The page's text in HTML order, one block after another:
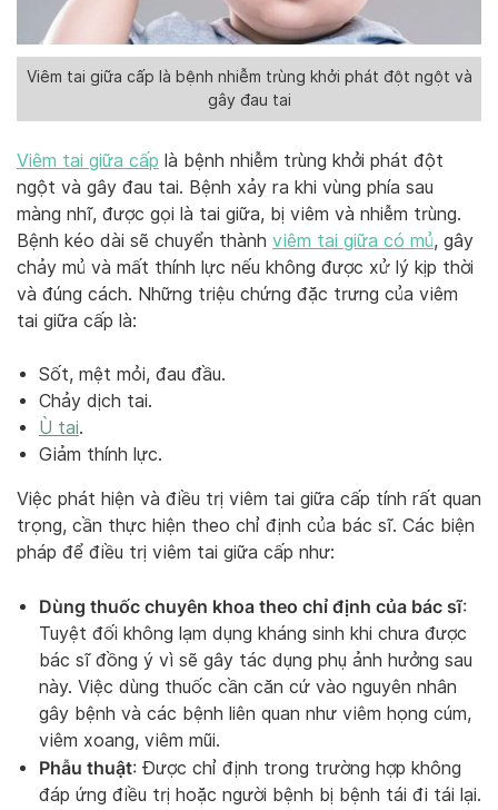
Viêm tai giữa cấp là bệnh nhiễm trùng khởi phát đột ngột và
gây đau tai
Viêm tai giữa cấp là bệnh nhiễm trùng khởi phát đột
ngột và gây đau tai. Bệnh xảy ra khi vùng phía sau
màng nhĩ, được gọi là tai giữa, bị viêm và nhiễm trùng.
Bệnh kéo dài sẽ chuyển thành viêm tai giữa có mủ, gây
chảy mủ và mất thính lực nếu không được xử lý kịp thời
và đúng cách. Những triệu chứng đặc trưng của viêm
tai giữa cấp là:
Sốt, mệt mỏi, đau đầu.
Chảy dịch tai.
Ù tai.
Giảm thính lực.
Việc phát hiện và điều trị viêm tai giữa cấp tính rất quan
trọng, cần thực hiện theo chỉ định của bác sĩ. Các biện
pháp để điều trị viêm tai giữa cấp như:
Dùng thuốc chuyên khoa theo chỉ định của bác sĩ:
Tuyệt đối không lạm dụng kháng sinh khi chưa được
bác sĩ đồng ý vì sẽ gây tác dụng phụ ảnh hưởng sau
này. Việc dùng thuốc cần căn cứ vào nguyên nhân
gây bệnh và các bệnh liên quan như viêm họng cúm,
viêm xoang, viêm mũi.
Phẫu thuật: Được chỉ định trong trường hợp không
đáp ứng điều trị hoặc người bệnh bị bệnh tái đi tái lại.